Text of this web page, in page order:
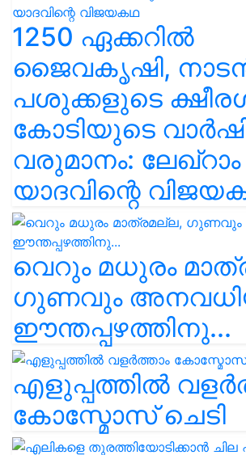
1250 ഏക്കറിൽ
ജൈവകൃഷി,
പശുക്കളുടെ
കോടിയുടെ
വരുമാനം: ലേഖ്‌റാം
യാദവിന്റെ
വെറും മധുരം
ഗുണവും
ഈന്തപ്പഴത്തിനു...
എളുപ്പത്തിൽ
കോസ്മോസ് ചെടി